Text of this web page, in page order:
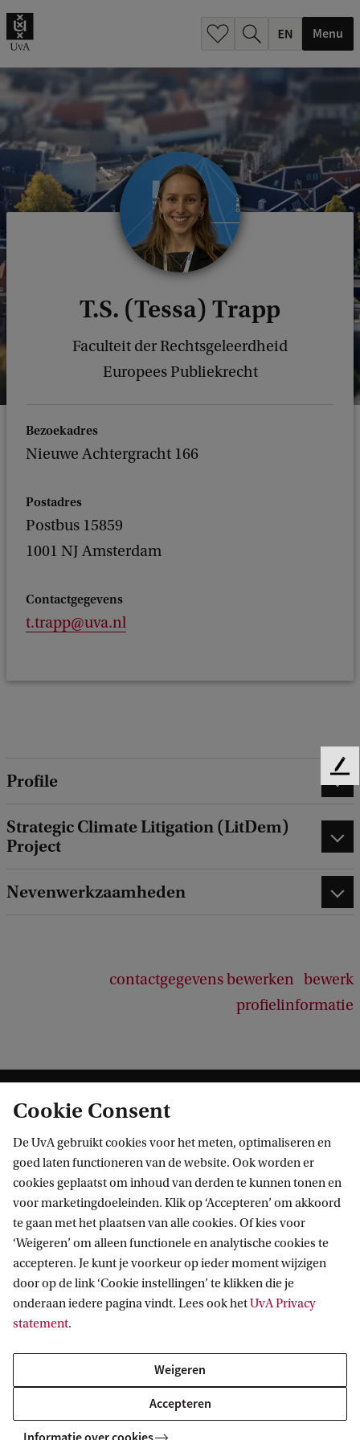
Menu
T.S. (Tessa) Trapp
Faculteit der Rechtsgeleerdheid
Europees Publiekrecht
Bezoekadres
Nieuwe Achtergracht 166
Postadres
Postbus 15859
1001 NJ Amsterdam
Contactgegevens
t.trapp@uva.nl
Profile
Strategic Climate Litigation (LitDem)
Project
Nevenwerkzaamheden
contactgegevens bewerken bewerk
profielinformatie
Informatie voor
Bachelorstudiekiezers
Masterstudiekiezers
UvA-studenten
Medewerkers
Journalisten
Alumni
Schooldecanen en vakdocenten
Externen
Direct naar
Webmail
Bibliotheek
Vacatures
Huisstijl
Contact
UvA op social media
Volg UvA op sociale media
Cookie Consent
De UvA gebruikt cookies voor het meten, optimaliseren en
goed laten functioneren van de website. Ook worden er
cookies geplaatst om inhoud van derden te kunnen tonen en
voor marketingdoeleinden. Klik op ‘Accepteren’ om akkoord
te gaan met het plaatsen van alle cookies. Of kies voor
‘Weigeren’ om alleen functionele en analytische cookies te
accepteren. Je kunt je voorkeur op ieder moment wijzigen
door op de link ‘Cookie instellingen’ te klikken die je
onderaan iedere pagina vindt. Lees ook hetUvA Privacy
statement.
Weigeren
Accepteren
F
b
c
k